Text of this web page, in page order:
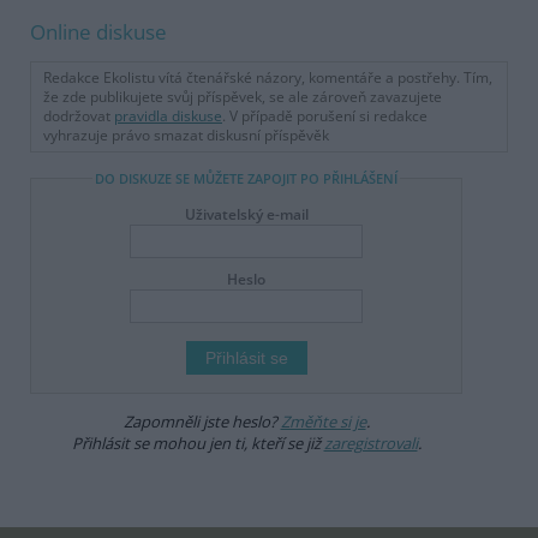
Online diskuse
Redakce Ekolistu vítá čtenářské názory, komentáře a postřehy. Tím,
že zde publikujete svůj příspěvek, se ale zároveň zavazujete
dodržovat pravidla diskuse. V případě porušení si redakce
vyhrazuje právo smazat diskusní příspěvěk
DO DISKUZE SE MŮŽETE ZAPOJIT PO PŘIHLÁŠENÍ
Uživatelský e-mail
Heslo
Zapomněli jste heslo?Změňte si je.
Přihlásit se mohou jen ti, kteří se jižzaregistrovali.